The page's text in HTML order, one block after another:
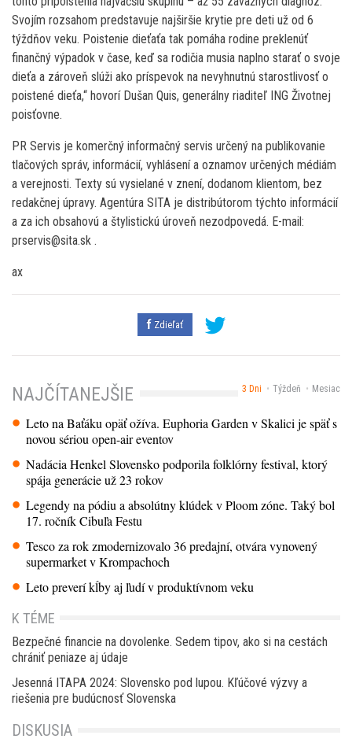
Svojím rozsahom predstavuje najširšie krytie pre deti už od 6
týždňov veku. Poistenie dieťaťa tak pomáha rodine preklenúť
finančný výpadok v čase, keď sa rodičia musia naplno starať o svoje
dieťa a zároveň slúži ako príspevok na nevyhnutnú starostlivosť o
poistené dieťa,“ hovorí Dušan Quis, generálny riaditeľ ING Životnej
poisťovne.
PR Servis je komerčný informačný servis určený na publikovanie
tlačových správ, informácií, vyhlásení a oznamov určených médiám
a verejnosti. Texty sú vysielané v znení, dodanom klientom, bez
redakčnej úpravy. Agentúra SITA je distribútorom týchto informácií
a za ich obsahovú a štylistickú úroveň nezodpovedá. E-mail:
prservis@sita.sk .
ax
Zdieľať
3 Dni Týždeň Mesiac
NAJČÍTANEJŠIE
Leto na Baťáku opäť ožíva. Euphoria Garden v Skalici je späť s
novou sériou open-air eventov
Nadácia Henkel Slovensko podporila folklórny festival, ktorý
spája generácie už 23 rokov
Legendy na pódiu a absolútny klúdek v Ploom zóne. Taký bol
17. ročník Cibuľa Festu
Tesco za rok zmodernizovalo 36 predajní, otvára vynovený
supermarket v Krompachoch
Leto preverí kĺby aj ľudí v produktívnom veku
K TÉME
Bezpečné financie na dovolenke. Sedem tipov, ako si na cestách
chrániť peniaze aj údaje
Jesenná ITAPA 2024: Slovensko pod lupou. Kľúčové výzvy a
riešenia pre budúcnosť Slovenska
DISKUSIA